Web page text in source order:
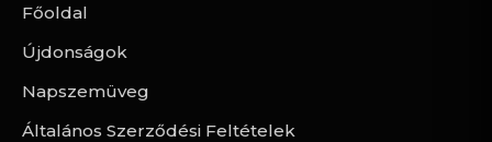
Főoldal
Újdonságok
Napszemüveg
Általános Szerződési Feltételek